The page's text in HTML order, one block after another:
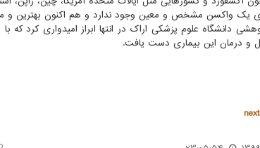
یک واکسن مشخص و معین وجود ندارد و هم اکنون بهترین و
دانشگاه علوم پزشکی اراک در انتها ابراز امیدواری کرد که
و درمان این بیماری دست یافت.